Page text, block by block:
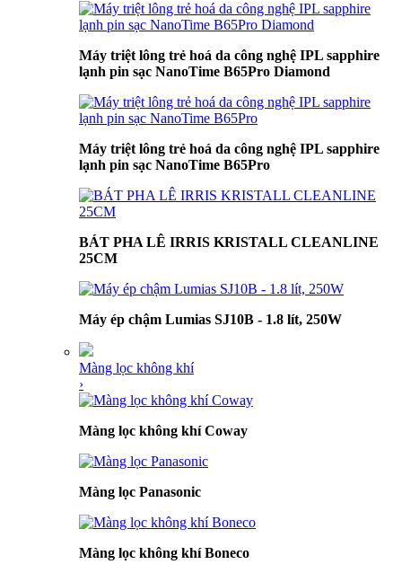
Máy triệt lông trẻ hoá da công nghệ IPL sapphire
lạnh pin sạc NanoTime B65Pro Diamond
Máy triệt lông trẻ hoá da công nghệ IPL sapphire
lạnh pin sạc NanoTime B65Pro
BÁT PHA LÊ IRRIS KRISTALL CLEANLINE
25CM
Máy ép chậm Lumias SJ10B - 1.8 lít, 250W
Màng lọc không khí
›
Màng lọc không khí Coway
Màng lọc Panasonic
Màng lọc không khí Boneco